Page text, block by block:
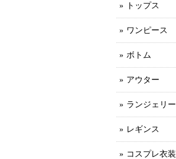
トップス
ワンピース
ボトム
アウター
ランジェリー
レギンス
コスプレ衣装